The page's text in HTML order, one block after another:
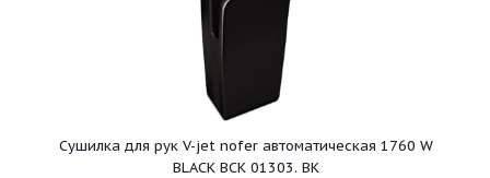
Сушилка для рук V-jet nofer автоматическая 1760 W
BLACK BCK 01303. BK